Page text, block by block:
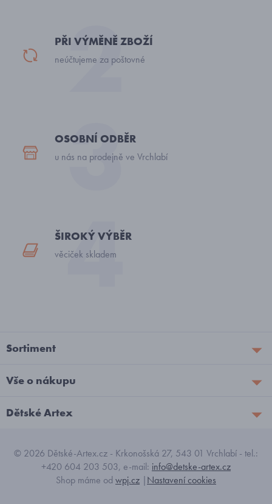
PŘI VÝMĚNĚ ZBOŽÍ
neúčtujeme za poštovné
OSOBNÍ ODBĚR
u nás na prodejně ve Vrchlabí
ŠIROKÝ VÝBĚR
věciček skladem
Sortiment
Vše o nákupu
Dětské Artex
© 2026 Dětské-Artex.cz - Krkonošská 27, 543 01 Vrchlabí - tel.:
+420 604 203 503, e-mail: info@detske-artex.cz
Shop máme od wpj.cz |Nastavení cookies